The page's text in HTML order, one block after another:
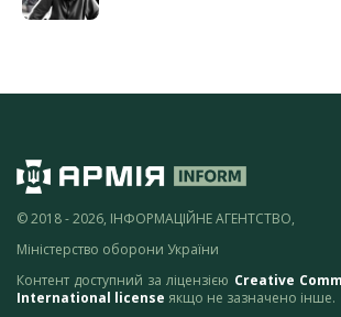
© 2018 - 2026, ІНФОРМАЦІЙНЕ АГЕНТСТВО,
Міністерство оборони України
Контент доступний за ліцензією Creative
International license якщо не зазначено інше.